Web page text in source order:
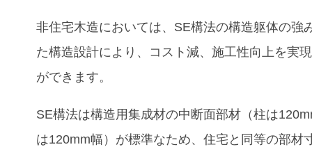
非住宅木造においては、SE構法の構造躯体の強
た構造設計により、コスト減、施工性向上を実
ができます。
SE構法は構造用集成材の中断面部材（柱は
は120mm幅）が標準なため、住宅と同等の部材